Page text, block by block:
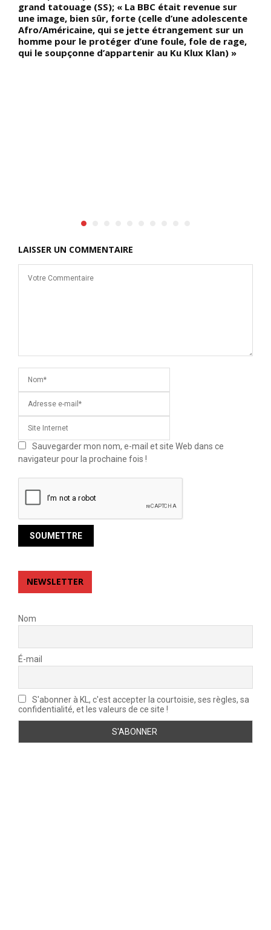
grand tatouage (SS); « La BBC était revenue sur
une image, bien sûr, forte (celle d’une adolescente
Afro/Américaine, qui se jette étrangement sur un
homme pour le protéger d’une foule, fole de rage,
qui le soupçonne d’appartenir au Ku Klux Klan) »
LAISSER UN COMMENTAIRE
Sauvegarder mon nom, e-mail et site Web dans ce
navigateur pour la prochaine fois !
NEWSLETTER
Nom
É-mail
S'abonner à KL, c'est accepter la courtoisie, ses règles, sa
confidentialité, et les valeurs de ce site !